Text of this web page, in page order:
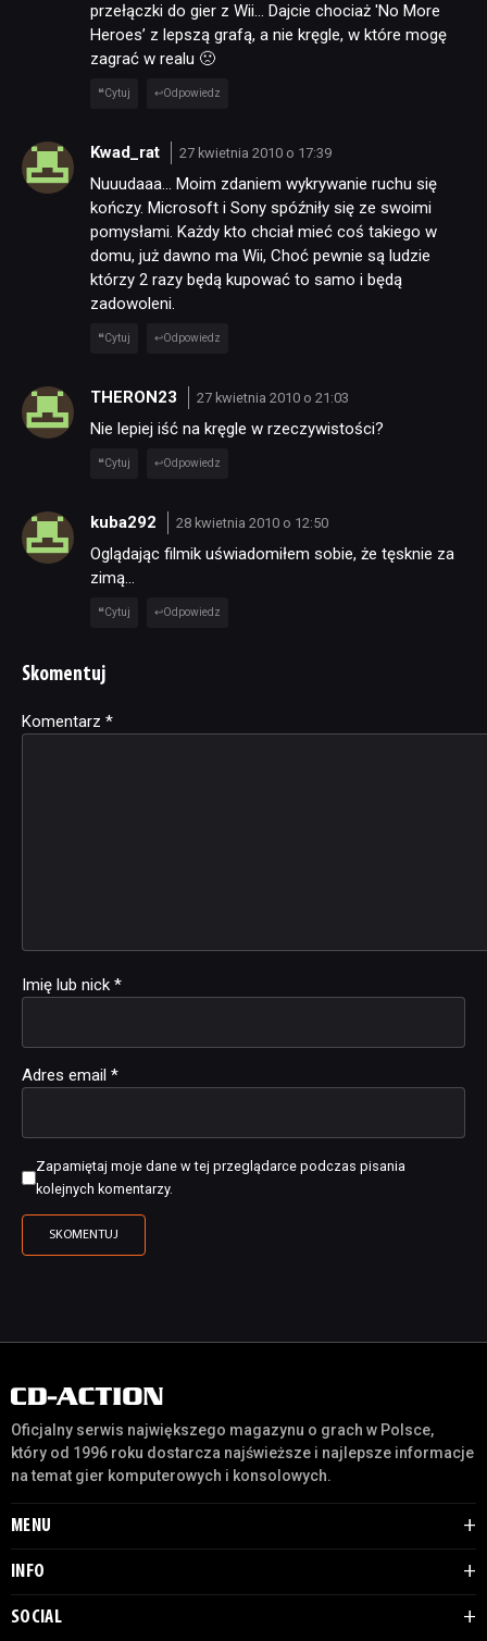
przełączki do gier z Wii… Dajcie chociaż 'No More
Heroes’ z lepszą grafą, a nie kręgle, w które mogę
zagrać w realu 🙁
Cytuj Odpowiedz
Kwad_rat 27 kwietnia 2010 o 17:39
Nuuudaaa… Moim zdaniem wykrywanie ruchu się
kończy. Microsoft i Sony spóźniły się ze swoimi
pomysłami. Każdy kto chciał mieć coś takiego w
domu, już dawno ma Wii, Choć pewnie są ludzie
którzy 2 razy będą kupować to samo i będą
zadowoleni.
Cytuj Odpowiedz
THERON23 27 kwietnia 2010 o 21:03
Nie lepiej iść na kręgle w rzeczywistości?
Cytuj Odpowiedz
kuba292 28 kwietnia 2010 o 12:50
Oglądając filmik uświadomiłem sobie, że tęsknie za
zimą…
Cytuj Odpowiedz
Skomentuj
Komentarz *
Imię lub nick *
Adres email *
Zapamiętaj moje dane w tej przeglądarce podczas pisania
kolejnych komentarzy.
Alternative:
Oficjalny serwis największego magazynu o grach w Polsce,
który od 1996 roku dostarcza najświeższe i najlepsze informacje
na temat gier komputerowych i konsolowych.
MENU
INFO
SOCIAL